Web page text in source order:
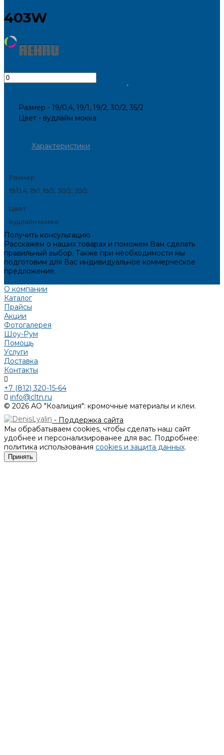
403W
Размер - 19/0,4, 19/1, 19/2, 30/2, 35/2
Цвет - вудлайн мокка
Характеристики
Размер
19/0,4, 19/1, 19/2, 30/2, 35/2
Цвет
вудлайн мокка
Получить консультацию
Расскажем о наших товарах и поможем Вам сделать
правильный выбор. Также при необходимости мы
подготовим для Вас индивидуальное коммерческое
предложение.
О компании
Каталог
Прайсы
Акции
Фотогалерея
Шоу-Рум
Помощь
Услуги
Доставка
Контакты
+7 (812) 320-15-64
info@cltn.ru
© 2026 АО "Коалиция": кромочные материалы и клеи.
- Поддержка сайта
Мы обрабатываем cookies, чтобы сделать наш сайт
удобнее и персонализированее для вас. Подробнее:
политика использования cookies и защита данных.
Принять